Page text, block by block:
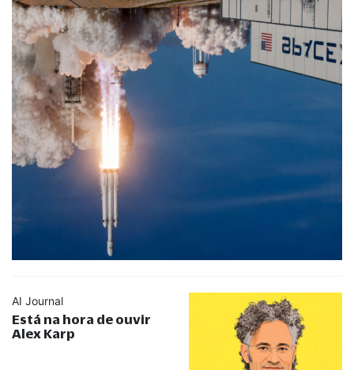
AI Journal
Está na hora de ouvir
Alex Karp